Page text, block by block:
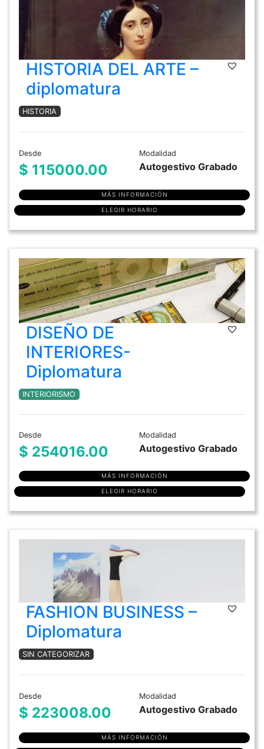
HISTORIA DEL ARTE –
diplomatura
HISTORIA
Desde
$ 115000.00
Modalidad
Autogestivo Grabado
MÁS INFORMACIÓN
ELEGIR HORARIO
DISEÑO DE
INTERIORES-
Diplomatura
INTERIORISMO
Desde
$ 254016.00
Modalidad
Autogestivo Grabado
MÁS INFORMACIÓN
ELEGIR HORARIO
FASHION BUSINESS –
Diplomatura
SIN CATEGORIZAR
Desde
$ 223008.00
Modalidad
Autogestivo Grabado
MÁS INFORMACIÓN